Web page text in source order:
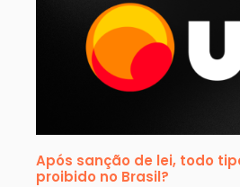
Após sanção de lei, todo
proibido no Brasil?